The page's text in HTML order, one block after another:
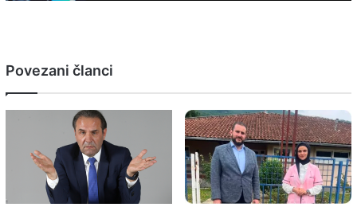
Povezani članci